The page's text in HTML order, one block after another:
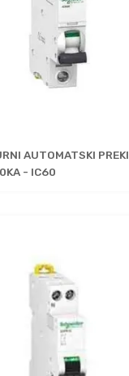
AUTOMATSKI
- IC60